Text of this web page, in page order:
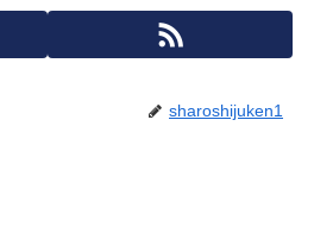
sharoshijuken1